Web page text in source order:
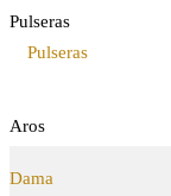
Pulseras
Pulseras
Aros
Dama